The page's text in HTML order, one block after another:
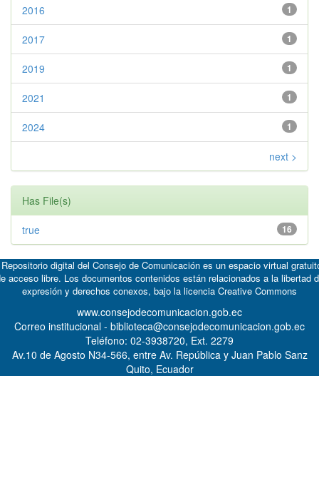
1
2016
1
2017
1
2019
1
2021
1
2024
next >
Has File(s)
16
true
digital del Consejo de Comunicación es un espacio virtual
acceso libre. Los documentos contenidos están relacionados a la libertad
expresión y derechos conexos, bajo la licencia Creative Commons
www.consejodecomunicacion.gob.ec
Correo institucional - biblioteca@consejodecomunicacion.gob.ec
Teléfono: 02-3938720, Ext. 2279
Av.10 de Agosto N34-566, entre Av. República y Juan Pablo Sanz
Quito, Ecuador